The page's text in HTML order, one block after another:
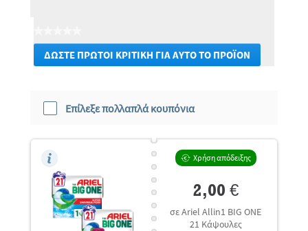
Δεν
υπάρχει
ΔΏΣΤΕ ΠΡΏΤΟΙ ΚΡΙΤΙΚΉ ΓΙΑ ΑΥΤΌ ΤΟ ΠΡΟΪΌΝ
.
ενέργεια
θα
ανακατεύθυνση
στη
σελίδα
εισόδου
Επίλεξε πολλαπλά κουπόνια
Χρήση απόδειξης
2,00 €
σε Ariel Allin1 BIG ONE
21 Κάψουλες